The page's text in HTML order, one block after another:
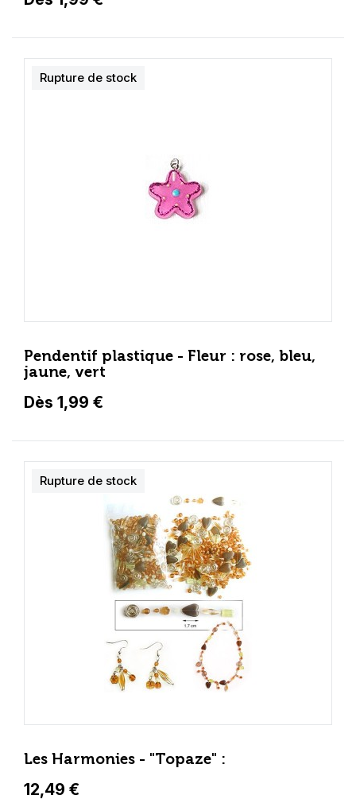
Pendentif plastique - Fleur : rose, bleu,
jaune, vert
Dès 1,99 €
Rupture de stock
Les Harmonies - "Topaze" :
12,49 €
Rupture de stock